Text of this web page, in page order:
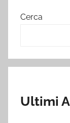
Cerca
Ultimi